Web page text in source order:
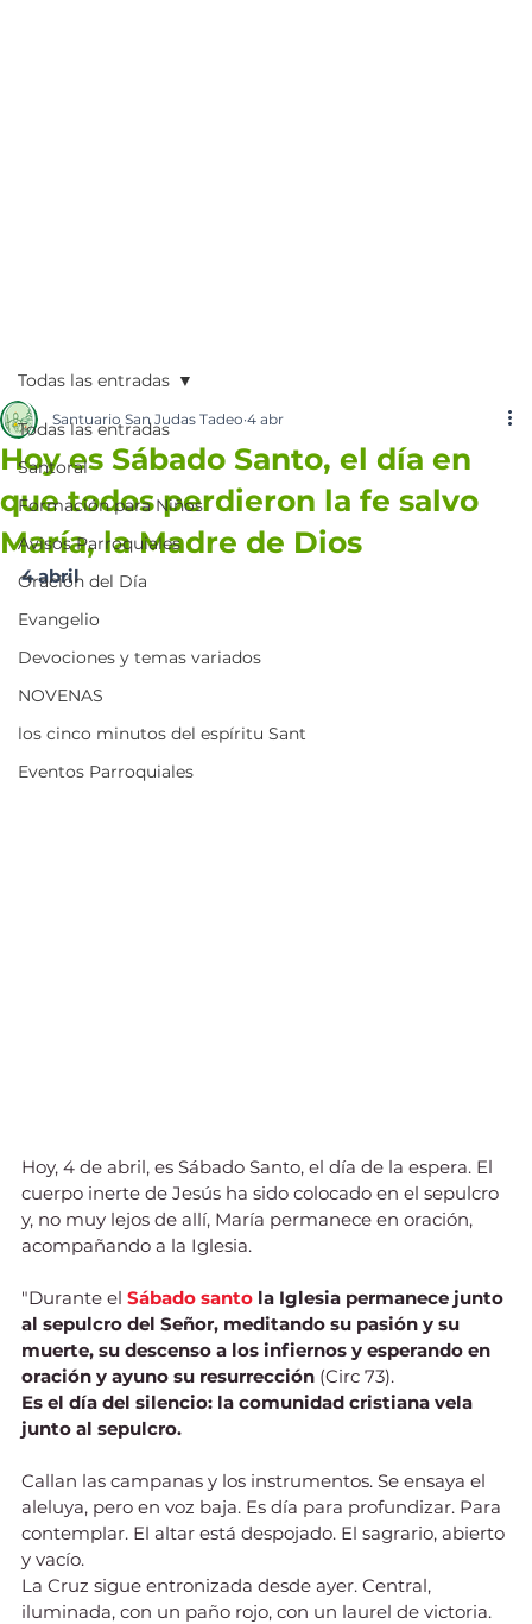
Todas las entradas
Santoral
Formación para Niños
Avisos Parroquiales
Oración del Día
Evangelio
Devociones y temas variados
NOVENAS
los cinco minutos del espíritu Sant
Eventos Parroquiales
Todas las entradas
Hoy es Sábado Santo, el día en
que todos perdieron la fe salvo
María, la Madre de Dios
Santuario San Judas Tadeo 4 abr
4 abril
Hoy, 4 de abril, es Sábado Santo, el día de la espera. El
cuerpo inerte de Jesús ha sido colocado en el sepulcro
y, no muy lejos de allí, María permanece en oración,
acompañando a la Iglesia.
"Durante el Sábado santo la Iglesia permanece junto
al sepulcro del Señor, meditando su pasión y su
muerte, su descenso a los infiernos y esperando en
oración y ayuno su resurrección (Circ 73).
Es el día del silencio: la comunidad cristiana vela
junto al sepulcro.
Callan las campanas y los instrumentos. Se ensaya el
aleluya, pero en voz baja. Es día para profundizar. Para
contemplar. El altar está despojado. El sagrario, abierto
y vacío.
La Cruz sigue entronizada desde ayer. Central,
iluminada, con un paño rojo, con un laurel de victoria.